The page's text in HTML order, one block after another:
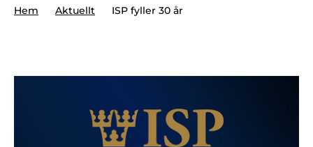
Krigsmateriel
Internationella sanktioner
Kemvapen-konventionen
Hem Aktuellt ISP fyller 30 år